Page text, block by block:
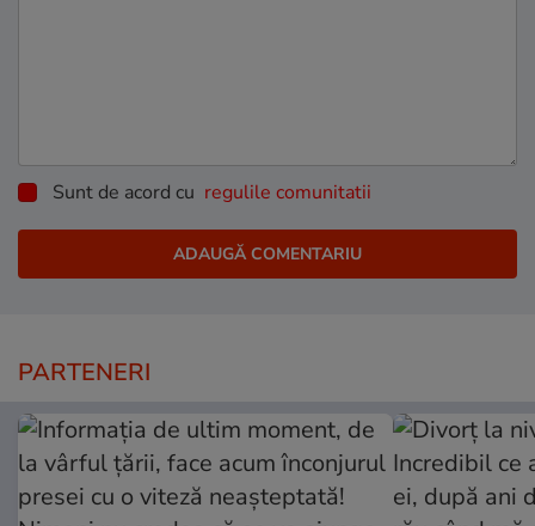
Sunt de acord cu regulile comunitatii
PARTENERI